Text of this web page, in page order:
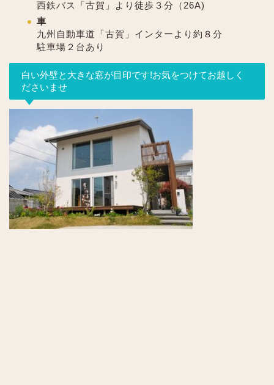
西鉄バス「古賀」より徒歩３分（26A)
車
九州自動車道「古賀」インターより約８分
駐車場２台あり
白い外壁と大きな窓が目印です!お気をつけてお越しく
ださいませ